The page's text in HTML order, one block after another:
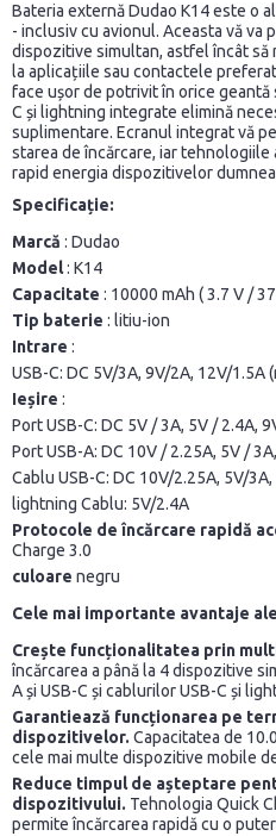
Bateria externă Dudao K14 este o
- inclusiv cu avionul. Aceasta vă va
dispozitive simultan, astfel încât să
la aplicațiile sau contactele
face ușor de potrivit în orice geantă
C și lightning integrate elimină
suplimentare. Ecranul integrat vă
starea de încărcare, iar
rapid energia dispozitivelor
Specificație:
Marcă : Dudao
Model: K14
Capacitate : 10000 mAh (3.7 V /
Tip baterie : litiu-ion
Intrare :
USB-C: DC 5V/3A, 9V/2A, 12V/1.5A
Ieșire :
Port USB-C: DC 5V / 3A, 5V / 2.4A,
Port USB-A: DC 10V / 2.25A, 5V /
Cablu USB-C: DC 10V/2.25A, 5V/
lightning Cablu: 5V/2.4A
Protocole de încărcare rapidă
Charge 3.0
culoare negru
Cele mai importante avantaje
Crește funcționalitatea prin
încărcarea a până la 4 dispozitive
A și USB-C și cablurilor USB-C și
Garantiează funcționarea pe
dispozitivelor. Capacitatea de
cele mai multe dispozitive mobile
Reduce timpul de așteptare
dispozitivului. Tehnologia Quick
permite încărcarea rapidă cu o